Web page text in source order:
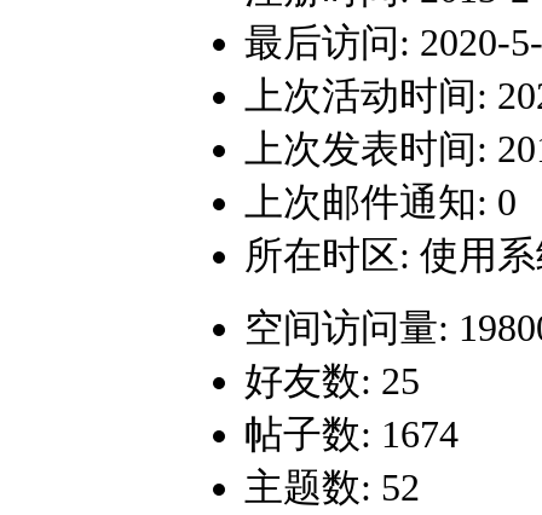
最后访问: 2020-
上次活动时间:
上次发表时间:
上次邮件通知: 0
所在时区: 使用
空间访问量:
好友数: 25
帖子数: 1674
主题数: 52